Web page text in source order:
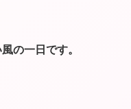
の一日です。